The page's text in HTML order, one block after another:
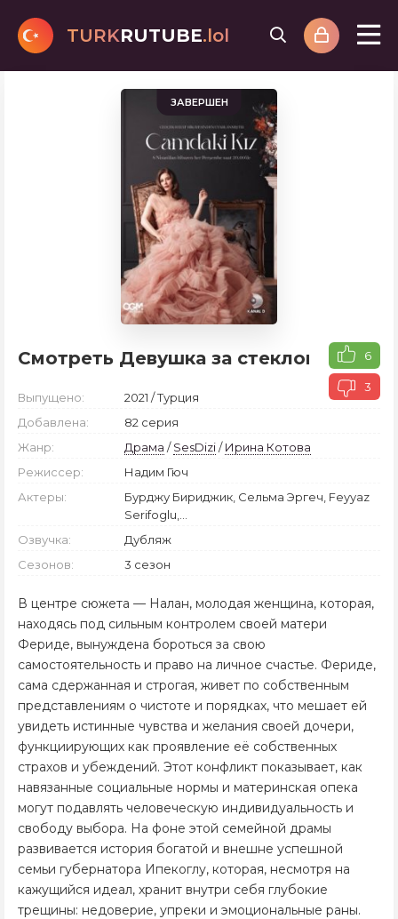
TURKRUTUBE.lol
ЗАВЕРШЕН
Смотреть Девушка за стеклом 6
3
Выпущено:
2021 / Турция
Добавлена:
82 серия
Жанр:
Драма /SesDizi/Ирина Котова
Режиссер:
Надим Гюч
Актеры:
Бурджу Бириджик, Сельма Эргеч, Feyyaz
Serifoglu,...
Озвучка:
Дубляж
Сезонов:
3 сезон
В центре сюжета — Налан, молодая женщина, которая,
находясь под сильным контролем своей матери
Фериде, вынуждена бороться за свою
самостоятельность и право на личное счастье. Фериде,
сама сдержанная и строгая, живет по собственным
представлениям о чистоте и порядках, что мешает ей
увидеть истинные чувства и желания своей дочери,
функциирующих как проявление её собственных
страхов и убеждений. Этот конфликт показывает, как
навязанные социальные нормы и материнская опека
могут подавлять человеческую индивидуальность и
свободу выбора. На фоне этой семейной драмы
развивается история богатой и внешне успешной
семьи губернатора Ипекоглу, которая, несмотря на
кажущийся идеал, хранит внутри себя глубокие
трещины: недоверие, упреки и эмоциональные раны.